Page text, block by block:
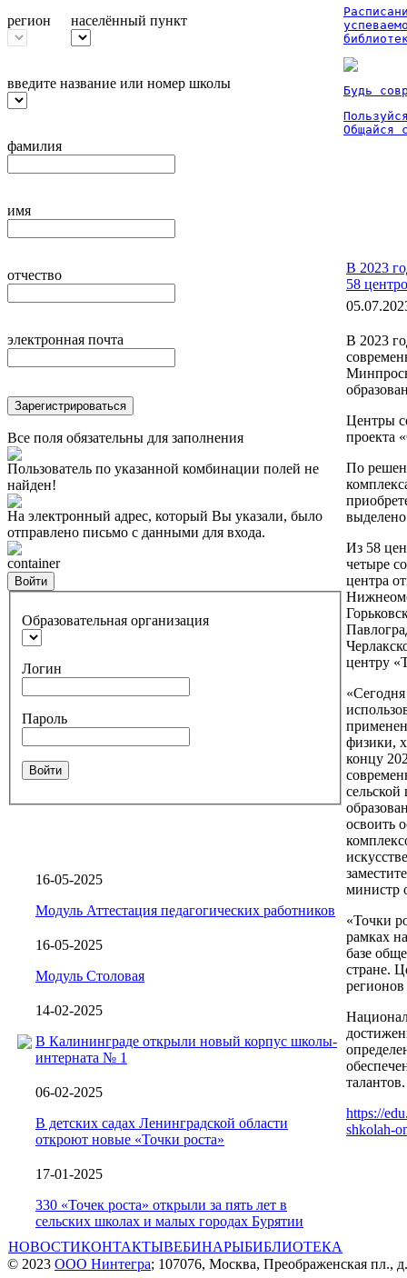
регион населённый пункт
введите название или номер школы
фамилия
имя
отчество
электронная почта
Зарегистрироваться
Все поля обязательны для заполнения
Пользователь по указанной комбинации полей не
найден!
На электронный адрес, который Вы указали, было
отправлено письмо с данными для входа.
container
Войти
Образовательная организация
Логин
Пароль
Войти
16-05-2025
Модуль Аттестация педагогических работников
16-05-2025
Модуль Столовая
14-02-2025
В Калининграде открыли новый корпус школы-
интерната № 1
06-02-2025
В детских садах Ленинградской области
откроют новые «Точки роста»
17-01-2025
330 «Точек роста» открыли за пять лет в
сельских школах и малых городах Бурятии
Будь
Общайся
В 2023
58
В 2023
Центры
проекта
По
Из 58
четыре
центра
центру
физики,
концу
освоить
министр
«Точки
рамках
базе
стране.
https://
shkolah-
НОВОСТИКОНТАКТЫВЕБИНАРЫБИБЛИОТЕКА
© 2023 ООО Нинтегра; 107076, Москва, Преображенская пл.,